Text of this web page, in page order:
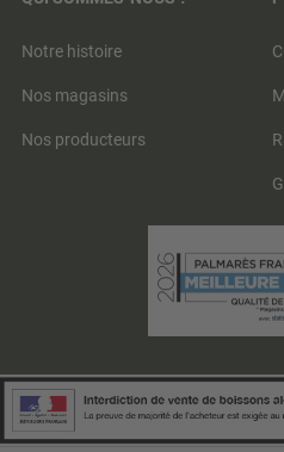
Notre histoire
Nos magasins
Nos producteurs